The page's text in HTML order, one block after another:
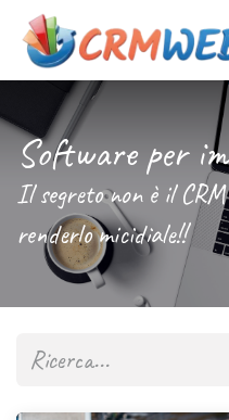
Passa al contenuto
Software per
Il segreto non è il
renderlo micidiale!!